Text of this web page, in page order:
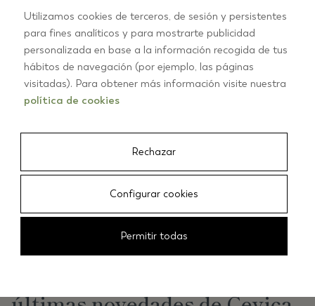
ANTIC PASTELS
+10
01/03
CEVICA/AZULEJOS/ALASKA 7,5X30 BLANCO MATE
Utilizamos cookies de terceros, de sesión y persistentes
para fines analíticos y para mostrarte publicidad
personalizada en base a la información recogida de tus
hábitos de navegación (por ejemplo, las páginas
visitadas). Para obtener más información visite nuestra
política de cookies
Rechazar
Configurar cookies
Permitir todas